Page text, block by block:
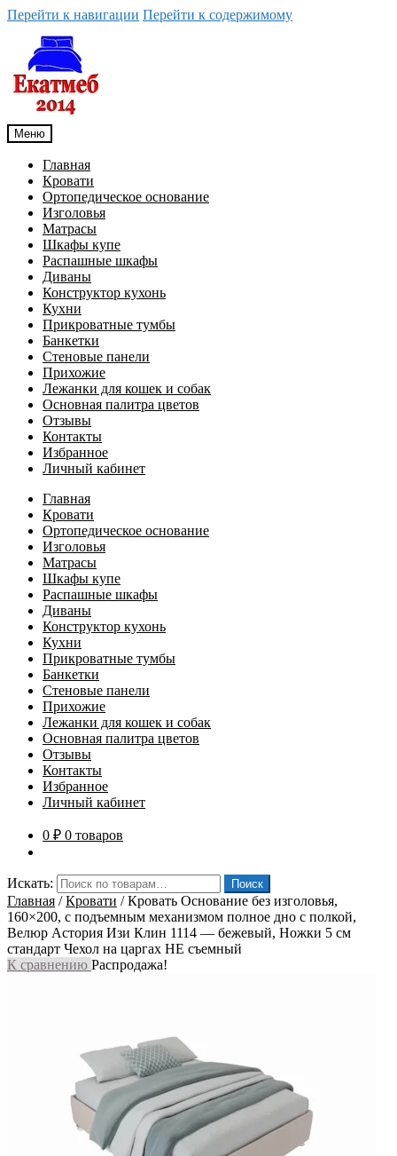
Перейти к навигации Перейти к содержимому
Меню
Главная
Кровати
Ортопедическое основание
Изголовья
Матрасы
Шкафы купе
Распашные шкафы
Диваны
Конструктор кухонь
Кухни
Прикроватные тумбы
Банкетки
Стеновые панели
Прихожие
Лежанки для кошек и собак
Основная палитра цветов
Отзывы
Контакты
Избранное
Личный кабинет
Главная
Кровати
Ортопедическое основание
Изголовья
Матрасы
Шкафы купе
Распашные шкафы
Диваны
Конструктор кухонь
Кухни
Прикроватные тумбы
Банкетки
Стеновые панели
Прихожие
Лежанки для кошек и собак
Основная палитра цветов
Отзывы
Контакты
Избранное
Личный кабинет
0 ₽ 0 товаров
Искать: Поиск
Главная /Кровати /Кровать Основание без изголовья,
160×200, с подъемным механизмом полное дно с полкой,
Велюр Астория Изи Клин 1114 — бежевый, Ножки 5 см
стандарт Чехол на царгах НЕ съемный
К сравнению Распродажа!